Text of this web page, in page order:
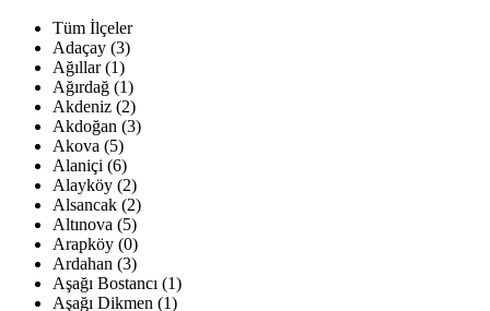
Tüm İlçeler
Adaçay (3)
Ağıllar (1)
Ağırdağ (1)
Akdeniz (2)
Akdoğan (3)
Akova (5)
Alaniçi (6)
Alayköy (2)
Alsancak (2)
Altınova (5)
Arapköy (0)
Ardahan (3)
Aşağı Bostancı (1)
Aşağı Dikmen (1)